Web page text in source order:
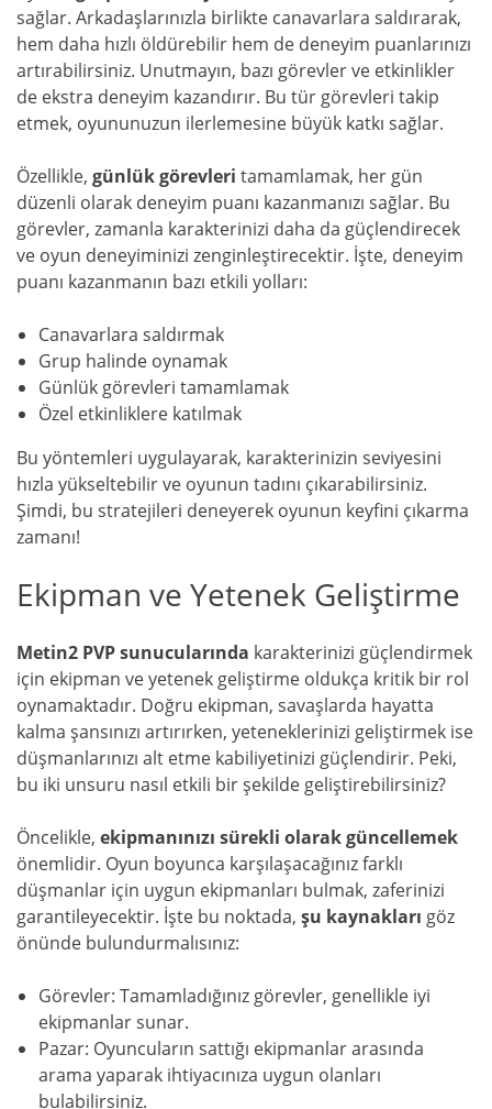
sağlar. Arkadaşlarınızla birlikte canavarlara saldırarak,
hem daha hızlı öldürebilir hem de deneyim puanlarınızı
artırabilirsiniz. Unutmayın, bazı görevler ve etkinlikler
de ekstra deneyim kazandırır. Bu tür görevleri takip
etmek, oyununuzun ilerlemesine büyük katkı sağlar.
Özellikle, günlük görevleri tamamlamak, her gün
düzenli olarak deneyim puanı kazanmanızı sağlar. Bu
görevler, zamanla karakterinizi daha da güçlendirecek
ve oyun deneyiminizi zenginleştirecektir. İşte, deneyim
puanı kazanmanın bazı etkili yolları:
Canavarlara saldırmak
Grup halinde oynamak
Günlük görevleri tamamlamak
Özel etkinliklere katılmak
Bu yöntemleri uygulayarak, karakterinizin seviyesini
hızla yükseltebilir ve oyunun tadını çıkarabilirsiniz.
Şimdi, bu stratejileri deneyerek oyunun keyfini çıkarma
zamanı!
Ekipman ve Yetenek Geliştirme
Metin2 PVP sunucularında karakterinizi güçlendirmek
için ekipman ve yetenek geliştirme oldukça kritik bir rol
oynamaktadır. Doğru ekipman, savaşlarda hayatta
kalma şansınızı artırırken, yeteneklerinizi geliştirmek ise
düşmanlarınızı alt etme kabiliyetinizi güçlendirir. Peki,
bu iki unsuru nasıl etkili bir şekilde geliştirebilirsiniz?
Öncelikle, ekipmanınızı sürekli olarak güncellemek
önemlidir. Oyun boyunca karşılaşacağınız farklı
düşmanlar için uygun ekipmanları bulmak, zaferinizi
garantileyecektir. İşte bu noktada, şu kaynakları göz
önünde bulundurmalısınız:
Görevler: Tamamladığınız görevler, genellikle iyi
ekipmanlar sunar.
Pazar: Oyuncuların sattığı ekipmanlar arasında
arama yaparak ihtiyacınıza uygun olanları
bulabilirsiniz.